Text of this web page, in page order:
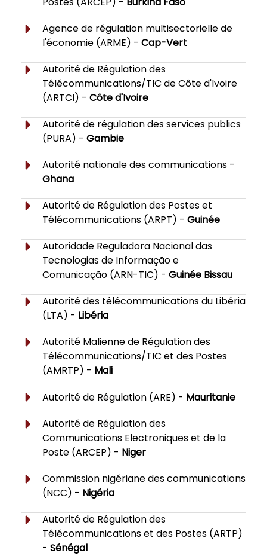
Agence de régulation multisectorielle de
l'économie (ARME) -Cap-Vert
Autorité de Régulation des
Télécommunications/TIC de Côte d'Ivoire
(ARTCI) -Côte d'Ivoire
Autorité de régulation des services publics
(PURA) -Gambie
Autorité nationale des communications -
Ghana
Autorité de Régulation des Postes et
Télécommunications (ARPT) -Guinée
Autoridade Reguladora Nacional das
Tecnologias de Informação e
Comunicação (ARN-TIC) -Guinée Bissau
Autorité des télécommunications du Libéria
(LTA) - Libéria
Autorité Malienne de Régulation des
Télécommunications/TIC et des Postes
(AMRTP) - Mali
Autorité de Régulation (ARE) - Mauritanie
Autorité de Régulation des
Communications Electroniques et de la
Poste (ARCEP) - Niger
Commission nigériane des communications
(NCC) - Nigéria
Autorité de Régulation des
Télécommunications et des Postes (ARTP)
-Sénégal